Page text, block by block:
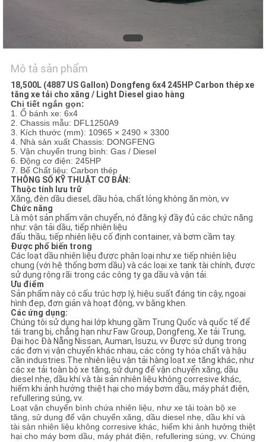
GIÁ
SƠ
ĐỒ
TRANG
WEB
CHÍNH
SÁCH
BẢO
MẬT
Mô tả sản phẩm
18,500L (4887 US Gallon) Dongfeng 6x4 245HP Carbon thép xe
tăng xe tải cho xăng / Light Diesel giao hàng
Chi tiết ngắn gọn:
1. Ổ bánh xe: 6x4
2. Chassis mẫu: DFL1250A9
3. Kích thước (mm): 10965 × 2490 × 3300
4. Nhà sản xuất Chassis: DONGFENG
5. Vận chuyển trung bình: Gas / Diesel
6. Động cơ điện: 245HP
7. Bể Chất liệu: Carbon thép
THÔNG SỐ KỸ THUẬT CƠ BẢN:
Thuộc tính lưu trữ
Xăng, đèn dầu diesel, dầu hỏa, chất lỏng không ăn mòn, vv
Chức năng
Là một sản phẩm vận chuyển, nó đăng ký đầy đủ các chức năng
như: vận tải dầu, tiếp nhiên liệu
đấu thầu, tiếp nhiên liệu cố định container, và bơm cầm tay.
Được phổ biến trong
Các loạt dầu nhiên liệu được phân loại như xe tiếp nhiên liệu
chung (với hệ thống bơm dầu) và các loại xe tank tài chính, được
sử dụng rộng rãi trong các công ty ga dầu và vận tải.
Ưu điểm
Sản phẩm này có cấu trúc hợp lý, hiệu suất đáng tin cậy, ngoại
hình đẹp, đơn giản và hoạt động, vv bằng khen.
Các ứng dụng:
Chúng tôi sử dụng hai lớp khung gầm Trung Quốc và quốc tế để
tái trang bị, chẳng hạn như Faw Group, Dongfeng, Xe tải Trung,
Đại học Đà Nẵng Nissan, Auman, Isuzu, vv Được sử dụng trong
các đơn vị vận chuyển khác nhau, các công ty hóa chất và hậu
cần industries.The nhiên liệu vận tải hàng loạt xe tăng khác, như
các xe tải toàn bộ xe tăng, sử dụng để vận chuyển xăng, dầu
diesel nhẹ, dầu khí và tài sản nhiên liệu không corresive khác,
hiếm khi ảnh hưởng thiệt hại cho máy bơm dầu, máy phát điện,
refullering súng, vv.
Loạt vận chuyển bình chứa nhiên liệu, như xe tải toàn bộ xe
tăng, sử dụng để vận chuyển xăng, dầu diesel nhẹ, dầu khí và
tài sản nhiên liệu không corresive khác, hiếm khi ảnh hưởng thiệt
hại cho máy bơm dầu, máy phát điện, refullering súng, vv. Chúng